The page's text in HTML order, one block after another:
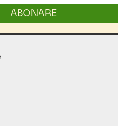
ABONARE